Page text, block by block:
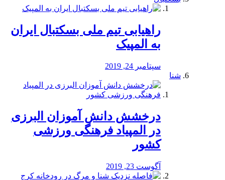
راهیابی تیم ملی بسکتبال ایران
به المپیک
سپتامبر 24, 2019
شنا
درخشش دانش آموزان البرزی
در المپیاد فرهنگی ورزشی
کشور
آگوست 23, 2019